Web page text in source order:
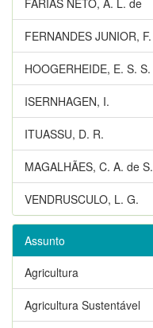
FERNANDES JUNIOR, F.
HOOGERHEIDE, E. S. S.
ISERNHAGEN, I.
ITUASSU, D. R.
MAGALHÃES, C. A. de S.
VENDRUSCULO, L. G.
Assunto
Agricultura
Agricultura Sustentável